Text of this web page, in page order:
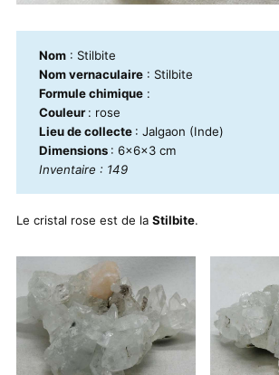
Nom: Stilbite
Nom vernaculaire: Stilbite
Formule chimique:
Couleur: rose
Lieu de collecte : Jalgaon (Inde)
Dimensions : 6x6x3 cm
Inventaire : 149
Le cristal rose est de la Stilbite.